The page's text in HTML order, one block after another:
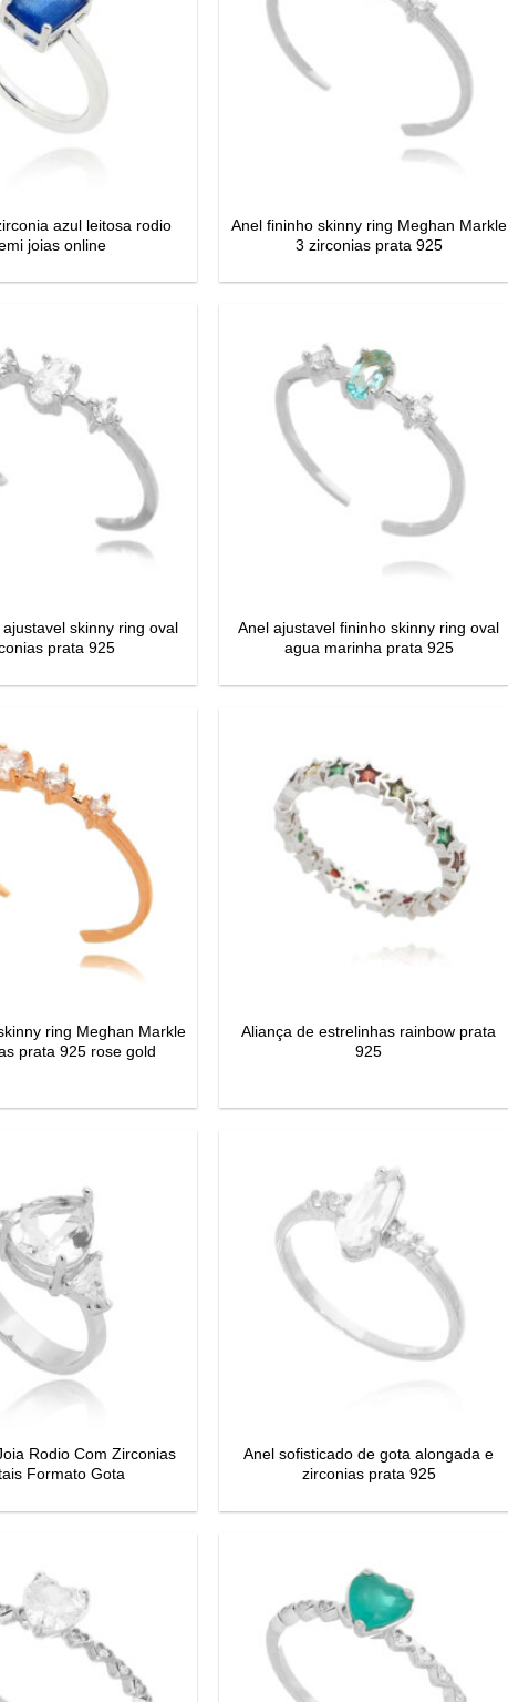
azul leitosa rodio
joias online
Anel fininho skinny ring Meghan Markle
3 zirconias prata 925
skinny ring oval
prata 925
Anel ajustavel fininho skinny ring oval
agua marinha prata 925
ring Meghan Markle
prata 925 rose gold
Aliança de estrelinhas rainbow prata
925
Rodio Com Zirconias
Formato Gota
Anel sofisticado de gota alongada e
zirconias prata 925